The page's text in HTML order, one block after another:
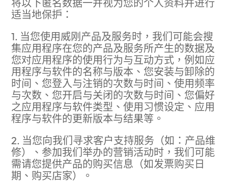
将以下匿名数据一并视为您的个人资料并进行
适当地保护：
1. 当您使用威刚产品及服务时，我们可能会搜
集应用程序在您的产品及服务所产生的数据及
您对应用程序的使用行为与互动方式，例如应
用程序与软件的名称与版本、您安装与卸除的
时间、您登入与注销的次数与时间、使用频率
与次数、您开启与关闭的次数与时间、您偏好
之应用程序与软件类型、使用习惯设定、应用
程序与软件的更新版本与结果等。
2. 当您向我们寻求客户支持服务（如：产品维
修）、参加我们举办的营销活动时，我们可能
需请您提供产品的购买信息（如发票购买日
期、购买店家）。